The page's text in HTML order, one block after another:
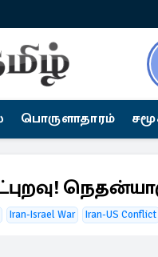
பொருளாதாரம்
Iran-Israel War Iran-US Conflict